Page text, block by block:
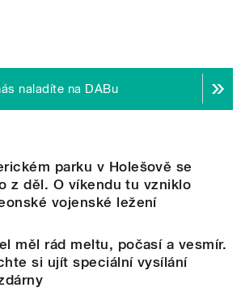
naladíte na DABu
parku v Holešově se
z děl. O víkendu tu vzniklo
vojenské ležení
měl rád meltu, počasí a vesmír.
si ujít speciální vysílání